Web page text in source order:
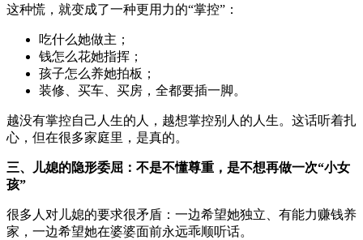
这种慌，就变成了一种更用力的“掌控”：
吃什么她做主；
钱怎么花她指挥；
孩子怎么养她拍板；
装修、买车、买房，全都要插一脚。
越没有掌控自己人生的人，越想掌控别人的人生。这话听着扎
心，但在很多家庭里，是真的。
三、儿媳的隐形委屈：不是不懂尊重，是不想再做一次“小女
孩”
很多人对儿媳的要求很矛盾：一边希望她独立、有能力赚钱养
家，一边希望她在婆婆面前永远乖顺听话。